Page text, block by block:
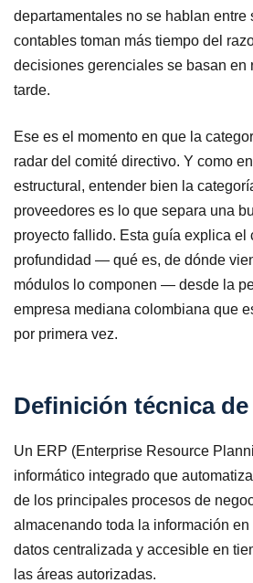
departamentales no se hablan entre
contables toman más tiempo del
decisiones gerenciales se basan en
tarde.
Ese es el momento en que la
radar del comité directivo. Y como
estructural, entender bien la
proveedores es lo que separa una
proyecto fallido. Esta guía explica el
profundidad — qué es, de dónde
módulos lo componen — desde la
empresa mediana colombiana que
por primera vez.
Definición técnica de
Un ERP (Enterprise Resource
informático integrado que
de los principales procesos de
almacenando toda la información
datos centralizada y accesible en
las áreas autorizadas.